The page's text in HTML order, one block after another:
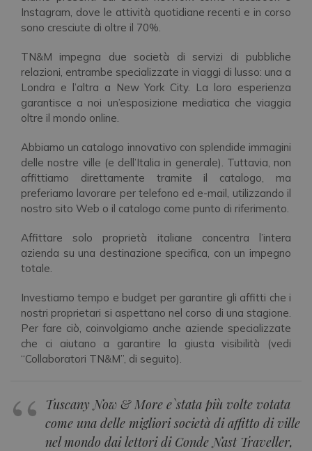
Instagram, dove le attività quotidiane recenti e in corso
sono cresciute di oltre il 70%.
TN&M impegna due società di servizi di pubbliche
relazioni, entrambe specializzate in viaggi di lusso: una a
Londra e l’altra a New York City. La loro esperienza
garantisce a noi un’esposizione mediatica che viaggia
oltre il mondo online.
Abbiamo un catalogo innovativo con splendide immagini
delle nostre ville (e dell’Italia in generale). Tuttavia, non
affittiamo direttamente tramite il catalogo, ma
preferiamo lavorare per telefono ed e-mail, utilizzando il
nostro sito Web o il catalogo come punto di riferimento.
Affittare solo proprietà italiane concentra l’intera
azienda su una destinazione specifica, con un impegno
totale.
Investiamo tempo e budget per garantire gli affitti che i
nostri proprietari si aspettano nel corso di una stagione.
Per fare ciò, coinvolgiamo anche aziende specializzate
che ci aiutano a garantire la giusta visibilità (vedi
“Collaboratori TN&M”, di seguito).
Tuscany Now & More e`stata più volte votata
come una delle migliori società di affitto di ville
nel mondo dai lettori di Conde Nast Traveller,